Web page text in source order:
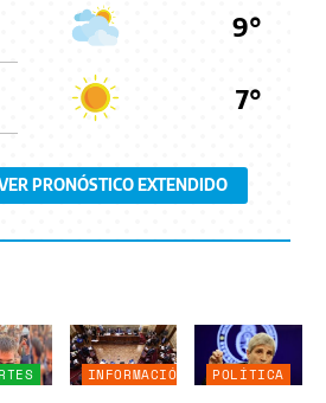
9°
7°
PRONÓSTICO EXTENDIDO
INFORMACIÓN
POLÍTICA